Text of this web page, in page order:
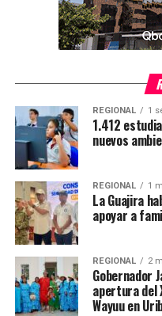
REGIONAL 1
1.412
nuevos
REGIONAL 1
La Guajira
apoyar a
REGIONAL 2
Gobernador
apertura del
Wayuu en